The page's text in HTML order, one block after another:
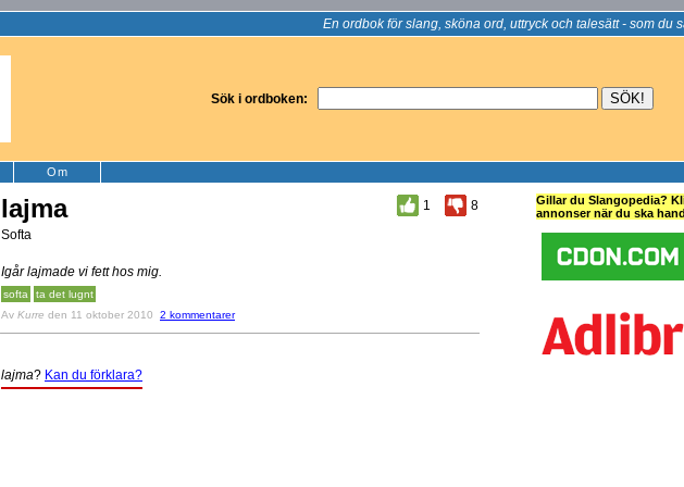
En ordbok för slang, sköna ord, uttryck och talesätt - som du
Sök i ordboken:
Om
lajma 1
8
Softa
Igår lajmade vi fett hos mig.
softa
ta det lugnt
Av Kurre den 11 oktober 2010 2 kommentarer
lajma? Kan du förklara?
Gillar du Slangopedia?
annonser när du ska